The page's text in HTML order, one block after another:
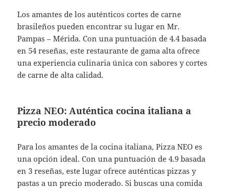
Los amantes de los auténticos cortes de carne
brasileños pueden encontrar su lugar en Mr.
Pampas – Mérida. Con una puntuación de 4.4 basada
en 54 reseñas, este restaurante de gama alta ofrece
una experiencia culinaria única con sabores y cortes
de carne de alta calidad.
Pizza NEO: Auténtica cocina italiana a
precio moderado
Para los amantes de la cocina italiana, Pizza NEO es
una opción ideal. Con una puntuación de 4.9 basada
en 3 reseñas, este lugar ofrece auténticas pizzas y
pastas a un precio moderado. Si buscas una comida